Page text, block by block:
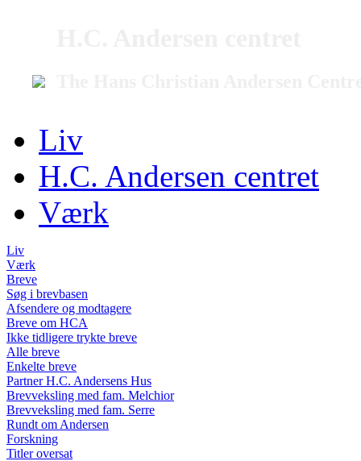
Liv
H.C. Andersen centret
Værk
Liv
Værk
Breve
Søg i brevbasen
Afsendere og modtagere
Breve om HCA
Ikke tidligere trykte breve
Alle breve
Enkelte breve
Partner H.C. Andersens Hus
Brevveksling med fam. Melchior
Brevveksling med fam. Serre
Rundt om Andersen
Forskning
Titler oversat